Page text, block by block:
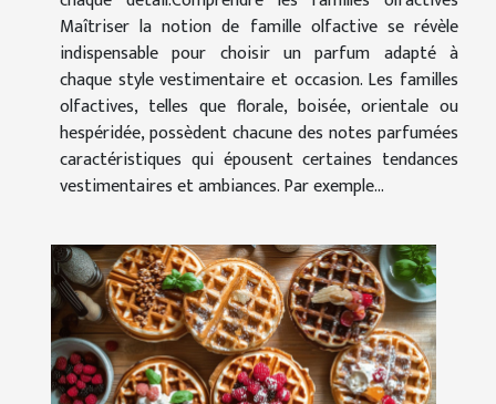
Maîtriser la notion de famille olfactive se révèle
indispensable pour choisir un parfum adapté à
chaque style vestimentaire et occasion. Les familles
olfactives, telles que florale, boisée, orientale ou
hespéridée, possèdent chacune des notes parfumées
caractéristiques qui épousent certaines tendances
vestimentaires et ambiances. Par exemple...